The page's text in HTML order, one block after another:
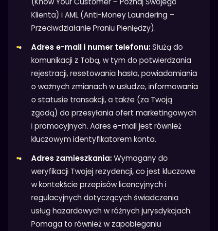
Klienta) i AML (Anti-Money Laundering –
Przeciwdziałanie Praniu Pieniędzy).
Adres e-mail i numer telefonu:Służą do
komunikacji z Tobą, w tym do potwierdzania
rejestracji, resetowania hasła, powiadamiania
o ważnych zmianach w usłudze, informowania
o statusie transakcji, a także (za Twoją
zgodą) do przesyłania ofert marketingowych
i promocyjnych. Adres e-mail jest również
kluczowym identyfikatorem konta.
Adres zamieszkania:Wymagany do
weryfikacji Twojej rezydencji, co jest kluczowe
w kontekście przepisów licencyjnych i
regulacyjnych dotyczących świadczenia
usług hazardowych w różnych jurysdykcjach.
Pomaga to również w zapobieganiu